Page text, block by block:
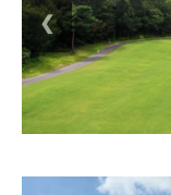
❮